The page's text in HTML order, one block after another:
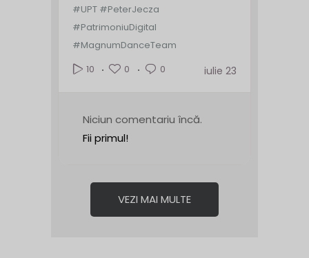
#UPT #PeterJecza
#PatrimoniuDigital
#MagnumDanceTeam
10
0 0 iulie 23
Niciun comentariu încă.
Fii primul!
VEZI MAI MULTE